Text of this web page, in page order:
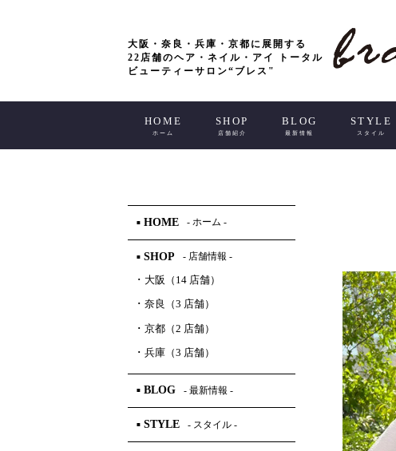
大阪・奈良・兵庫・京都に展開する
22店舗のヘア・ネイル・アイ トータル
ビューティーサロン“ブレス"
HOME
ホーム
SHOP
店舗紹介
BLOG
最新情報
STYLE
スタイル
■ HOME - ホーム -
■ SHOP - 店舗情報 -
･ 大阪（14 店舗）
･ 奈良（3 店舗）
･ 京都（2 店舗）
･ 兵庫（3 店舗）
■ BLOG - 最新情報 -
■ STYLE - スタイル -